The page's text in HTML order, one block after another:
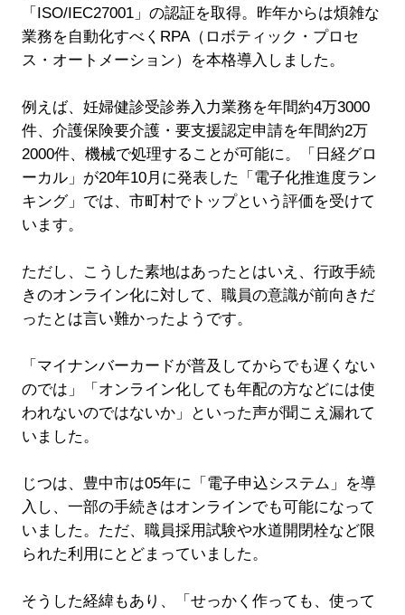
「ISO/IEC27001」の認証を取得。昨年からは煩雑な
業務を自動化すべくRPA（ロボティック・プロセ
ス・オートメーション）を本格導入しました。
例えば、妊婦健診受診券入力業務を年間約4万3000
件、介護保険要介護・要支援認定申請を年間約2万
2000件、機械で処理することが可能に。「日経グロ
ーカル」が20年10月に発表した「電子化推進度ラン
キング」では、市町村でトップという評価を受けて
います。
ただし、こうした素地はあったとはいえ、行政手続
きのオンライン化に対して、職員の意識が前向きだ
ったとは言い難かったようです。
「マイナンバーカードが普及してからでも遅くない
のでは」「オンライン化しても年配の方などには使
われないのではないか」といった声が聞こえ漏れて
いました。
じつは、豊中市は05年に「電子申込システム」を導
入し、一部の手続きはオンラインでも可能になって
いました。ただ、職員採用試験や水道開閉栓など限
られた利用にとどまっていました。
そうした経緯もあり、「せっかく作っても、使って